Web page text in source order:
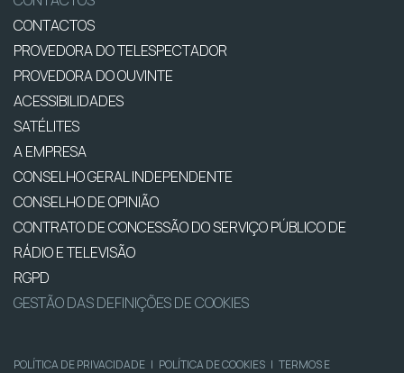
CONTACTOS
PROVEDORA DO TELESPECTADOR
PROVEDORA DO OUVINTE
ACESSIBILIDADES
SATÉLITES
A EMPRESA
CONSELHO GERAL INDEPENDENTE
CONSELHO DE OPINIÃO
CONTRATO DE CONCESSÃO DO SERVIÇO PÚBLICO DE
RÁDIO E TELEVISÃO
RGPD
GESTÃO DAS DEFINIÇÕES DE COOKIES
POLÍTICA DE PRIVACIDADE | POLÍTICA DE COOKIES | TERMOS E